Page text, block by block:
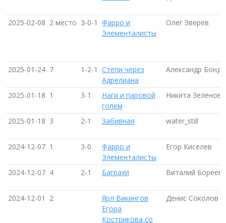
2025-02-08 2 место 3-0-1 Фарро и
Элементалисты
Олег Зверев
2025-01-24 7 1-2-1 Степи через
Адрелиана
Александр
2025-01-18 1 3-1
Наги и паровой
голем
Никита Зеленов
2025-01-18 3 2-1 Забивная water_still
2024-12-07 1 3-0
Фарро и
Элементалисты
Егор Киселев
2024-12-07 4 2-1 Баграхи Виталий Бореев
2024-12-01 2
Ярл Викингов
Егора
Кострикова со
Денис Соколов